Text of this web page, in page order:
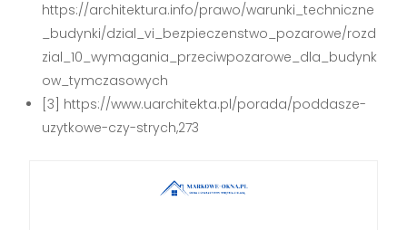
https://architektura.info/prawo/warunki_techniczne
_budynki/dzial_vi_bezpieczenstwo_pozarowe/rozd
zial_10_wymagania_przeciwpozarowe_dla_budynk
ow_tymczasowych
[3] https://www.uarchitekta.pl/porada/poddasze-
uzytkowe-czy-strych,273